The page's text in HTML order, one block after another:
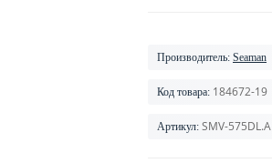
Производитель: Seaman
Код товара: 184672-19
Артикул: SMV-575DL.A